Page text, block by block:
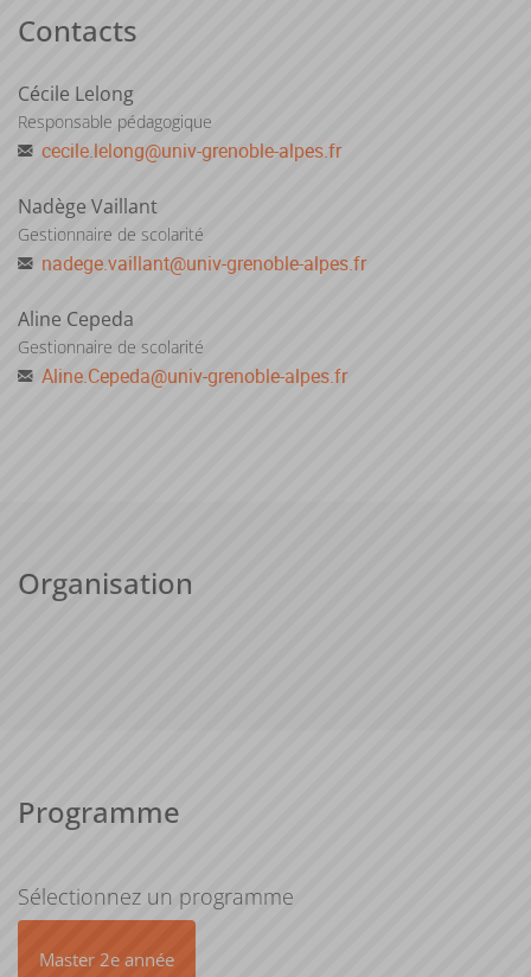
Contacts
Cécile Lelong
Responsable pédagogique
cecile.lelong@univ-grenoble-alpes.fr
Nadège Vaillant
Gestionnaire de scolarité
nadege.vaillant@univ-grenoble-alpes.fr
Aline Cepeda
Gestionnaire de scolarité
Aline.Cepeda@univ-grenoble-alpes.fr
Organisation
Programme
Sélectionnez un programme
Master 2e année